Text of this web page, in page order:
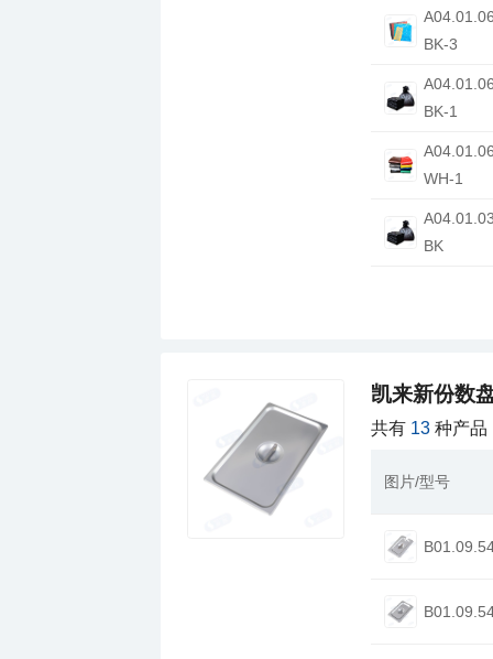
西式快餐热敏纸
西式快餐其他冷
BK-3
BK-1
WH-1
BK
凯来新份数
共有 13 种产品
图片/型号